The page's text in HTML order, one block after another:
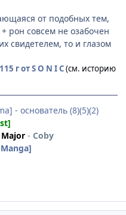
от подобных тем,
+ рон совсем не озабочен
свидетелем, то и глазом
15 гот S O N I C(см. историю
- основатель (8)(5)(2)
- Coby